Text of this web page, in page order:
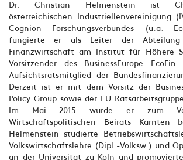
Dr. Christian Helmenstein ist
österreichischen Industriellenvereinigung
Cognion Forschungs­verbundes (u.a.
fungierte er als Leiter der Abteilung
Finanzwirtschaft am Institut für Höhere
Vorsitzender des BusinessEurope
Aufsichtsratsmitglied der
Derzeit ist er mit dem Vorsitz der
Policy Group sowie der EU
Im Mai 2015 wurde er zum
Wirtschaftspolitischen Beirats Kärnten
Helmenstein studierte
Volkswirtschaftslehre (Dipl.-Volksw.) und
an der Universität zu Köln und